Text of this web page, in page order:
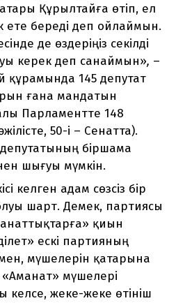
Құрылтайға өтіп, ел
ете береді деп ойлаймын.
де өздеріңіз секілді
керек деп санаймын», –
құрамында 145 депутат
ғана мандатын
Парламентте 148
50-і – Сенатта).
біршама
шығуы мүмкін.
келген адам сөзсіз бір
шарт. Демек, партиясы
қиын
ескі партияның
мүшелерін қатарына
мүшелері
келсе, жеке-жеке өтініш